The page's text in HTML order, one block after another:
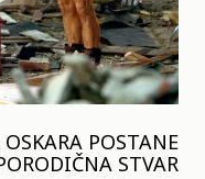
POSTANE
STVAR